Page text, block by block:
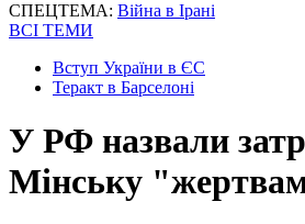
СПЕЦТЕМА: Війна в Ірані
ВСІ ТЕМИ
Вступ України в ЄС
Теракт в Барселоні
У РФ назвали
Мінську